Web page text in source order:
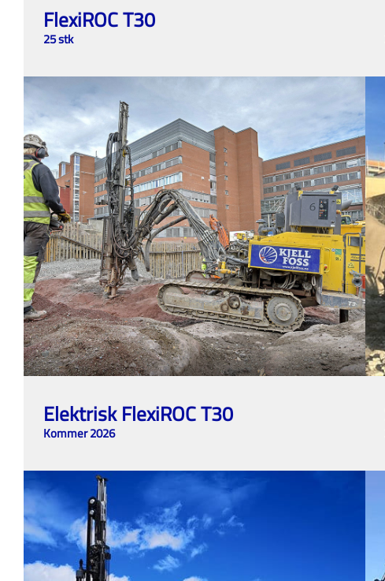
FlexiROC T30
25 stk
Elektrisk FlexiROC T30
Kommer 2026